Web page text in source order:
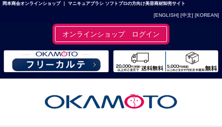
岡本商会オンラインショップ ｜ マニキュアブラシ ソフトプロの方向け美容商材卸売サイト
[ENGLISH] [中文] [KOREAN]
オンラインショップ ログイン